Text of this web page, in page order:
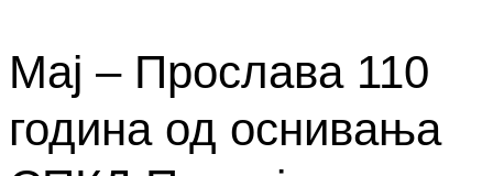
Maj – Прослава 110
година од оснивања